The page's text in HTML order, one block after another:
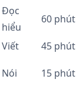
Đọc
hiểu
60 phút
Viết 45 phút
Nói 15 phút